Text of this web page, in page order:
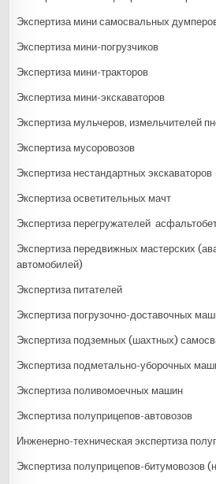
Экспертиза мини самосвальных
Экспертиза мини-погрузчиков
Экспертиза мини-тракторов
Экспертиза мини-экскаваторов
Экспертиза мульчеров, измельчителей
Экспертиза мусоровозов
Экспертиза нестандартных экскаваторов
Экспертиза осветительных мачт
Экспертиза перегружателей
Экспертиза передвижных мастерских
автомобилей)
Экспертиза питателей
Экспертиза погрузочно-доставочных
Экспертиза подземных (шахтных)
Экспертиза подметально-уборочных
Экспертиза поливомоечных машин
Экспертиза полуприцепов-автовозов
Инженерно-техническая экспертиза
Экспертиза полуприцепов-битумовозов